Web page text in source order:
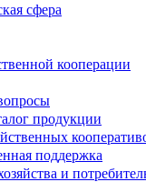
сфера
кооперации
продукции
поддержка
и